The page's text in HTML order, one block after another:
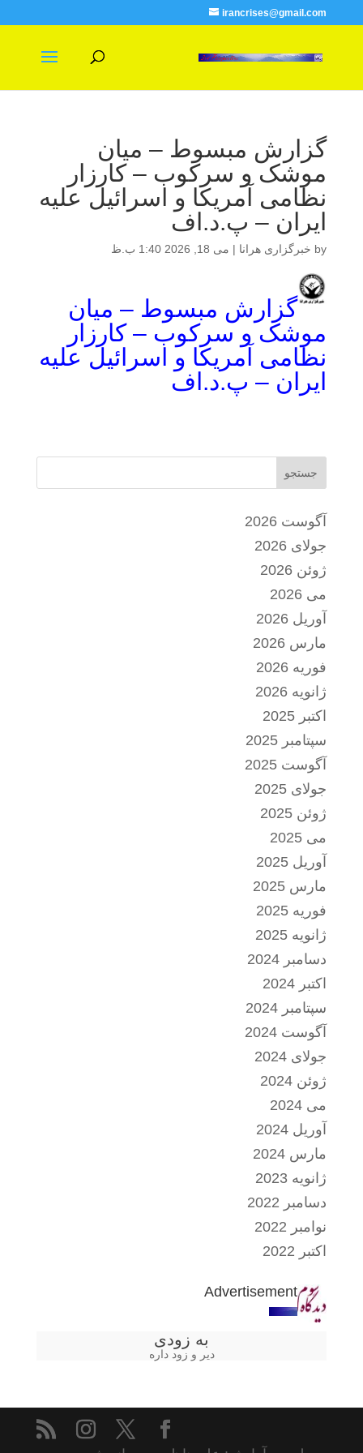
irancrises@gmail.com
گزارش مبسوط – میان
موشک و سرکوب – کارزار
نظامی آمریکا و اسرائیل علیه
ایران – پ.د.اف
by خبرگزاری هرانا | می 18, 2026 1:40 ب.ظ
گزارش مبسوط – میان
موشک و سرکوب – کارزار
نظامی آمریکا و اسرائیل علیه
ایران – پ.د.اف
جستجو
آگوست 2026
جولای 2026
ژوئن 2026
می 2026
آوریل 2026
مارس 2026
فوریه 2026
ژانویه 2026
اکتبر 2025
سپتامبر 2025
آگوست 2025
جولای 2025
ژوئن 2025
می 2025
آوریل 2025
مارس 2025
فوریه 2025
ژانویه 2025
دسامبر 2024
اکتبر 2024
سپتامبر 2024
آگوست 2024
جولای 2024
ژوئن 2024
می 2024
آوریل 2024
مارس 2024
ژانویه 2023
دسامبر 2022
نوامبر 2022
اکتبر 2022
Advertisement
به زودی
دیر و زود داره